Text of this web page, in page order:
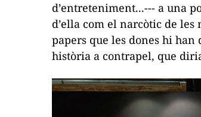
d’entreteniment...--- a una
d’ella com el narcòtic de les
papers que les dones hi
història a contrapel, que